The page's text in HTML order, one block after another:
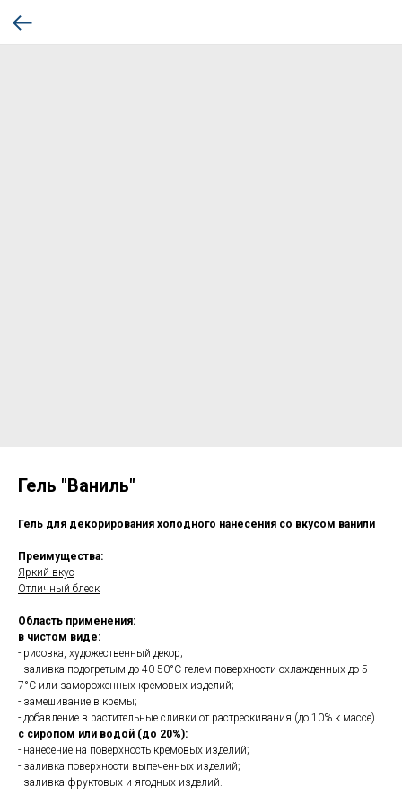
Гель "Ваниль"
Гель для декорирования холодного нанесения со вкусом ванили
Преимущества:
Яркий вкус
Отличный блеск
Область применения:
в чистом виде:
- рисовка, художественный декор;
- заливка подогретым до 40-50°С гелем поверхности охлажденных до 5-
7°С или замороженных кремовых изделий;
- замешивание в кремы;
- добавление в растительные сливки от растрескивания (до 10% к массе).
с сиропом или водой (до 20%):
- нанесение на поверхность кремовых изделий;
- заливка поверхности выпеченных изделий;
- заливка фруктовых и ягодных изделий.